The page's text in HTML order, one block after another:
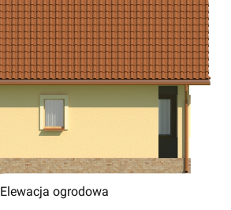
Elewacja ogrodowa